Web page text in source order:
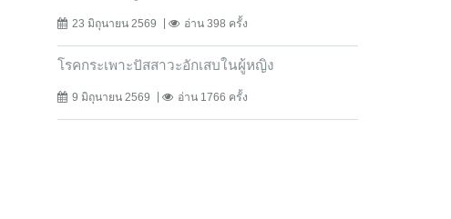
23 มิถุนายน 2569 อ่าน 398 ครั้ง
โรคกระเพาะปัสสาวะอักเสบในผู้หญิง
9 มิถุนายน 2569 อ่าน 1766 ครั้ง